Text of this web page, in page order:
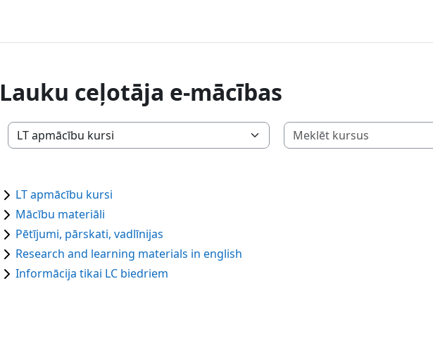
Lauku ceļotāja e-mācības
Kursu kategorijas
LT apmācību kursi
Mācību materiāli
Pētījumi, pārskati, vadlīnijas
Research and learning materials in english
Informācija tikai LC biedriem